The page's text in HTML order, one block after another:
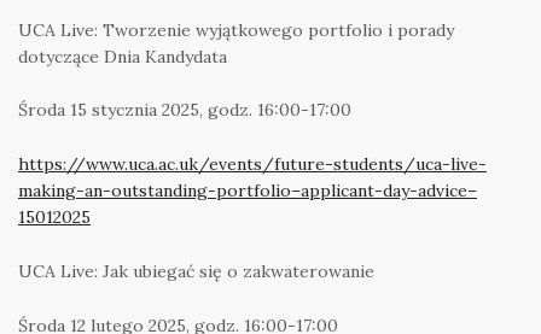
UCA Live: Tworzenie wyjątkowego portfolio i porady
dotyczące Dnia Kandydata
Środa 15 stycznia 2025, godz. 16:00-17:00
https://www.uca.ac.uk/events/future-students/uca-live-
making-an-outstanding-portfolio–applicant-day-advice–
15012025
UCA Live: Jak ubiegać się o zakwaterowanie
Środa 12 lutego 2025, godz. 16:00-17:00